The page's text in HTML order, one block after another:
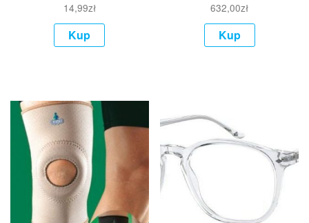
14,99zł
Kup
632,00zł
Kup